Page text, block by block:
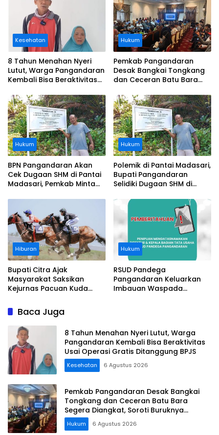
Kesehatan
8 Tahun Menahan Nyeri
Lutut, Warga Pangandaran
Kembali Bisa Beraktivitas
Ditanggung BPJS
Hukum
Pemkab Pangandaran
Desak Bangkai Tongkang
dan Ceceran Batu Bara
Buruknya Koordinasi
Perusahaan
Hukum
BPN Pangandaran Akan
Cek Dugaan SHM di Pantai
Madasari, Pemkab Minta
Hukum
Polemik di Pantai Madasari,
Bupati Pangandaran
Selidiki Dugaan SHM di
Pantai
Hiburan
Bupati Citra Ajak
Masyarakat Saksikan
Kejurnas Pacuan Kuda
Legokjawa
Hukum
RSUD Pandega
Pangandaran Keluarkan
Imbauan Waspada
Baca Juga
8 Tahun Menahan Nyeri Lutut, Warga
Pangandaran Kembali Bisa Beraktivitas
Usai Operasi Gratis Ditanggung BPJS
Kesehatan 6 Agustus 2026
Pemkab Pangandaran Desak Bangkai
Tongkang dan Ceceran Batu Bara
Segera Diangkat, Soroti Buruknya
Koordinasi Perusahaan
Hukum 6 Agustus 2026